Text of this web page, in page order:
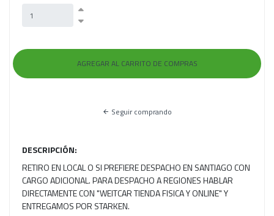
Seguir comprando
DESCRIPCIÓN:
RETIRO EN LOCAL O SI PREFIERE DESPACHO EN SANTIAGO CON
CARGO ADICIONAL. PARA DESPACHO A REGIONES HABLAR
DIRECTAMENTE CON "WEITCAR TIENDA FISICA Y ONLINE" Y
ENTREGAMOS POR STARKEN.